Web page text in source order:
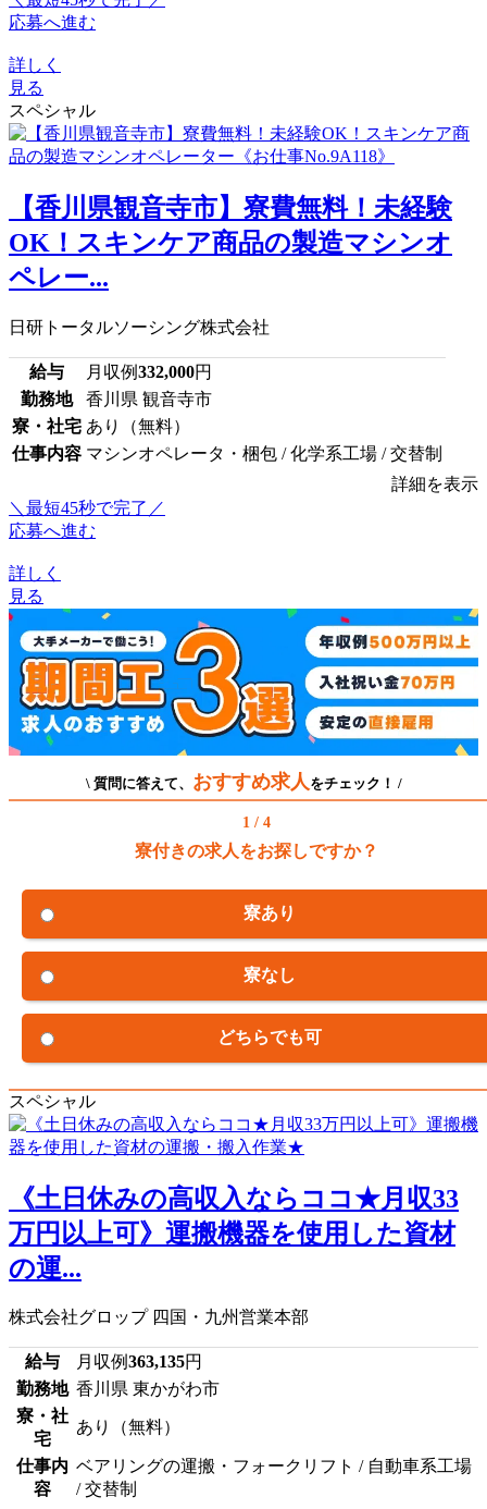
応募へ進む
詳しく
見る
スペシャル
【香川県観音寺市】寮費無料！未経験
OK！スキンケア商品の製造マシンオ
ペレー...
日研トータルソーシング株式会社
給与 月収例332,000円
勤務地
香川県 観音寺市
寮・社宅 あり（無料）
仕事内容 マシンオペレータ・梱包 / 化学系工場 / 交替制
詳細を表示
＼最短45秒で完了／
応募へ進む
詳しく
見る
\ 質問に答えて、 おすすめ求人 をチェック！ /
1 / 4
寮付きの求人をお探しですか？
寮あり
寮なし
どちらでも可
スペシャル
《土日休みの高収入ならココ★月収33
万円以上可》運搬機器を使用した資材
の運...
株式会社グロップ 四国・九州営業本部
給与 月収例363,135円
勤務地 香川県 東かがわ市
寮・社
宅
あり（無料）
仕事内
容
ベアリングの運搬・フォークリフト / 自動車系工場
/ 交替制